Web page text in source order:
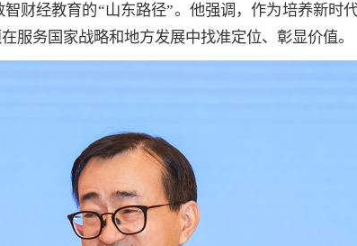
财经教育的“山东路径”。他强调，作为培养新时
服务国家战略和地方发展中找准定位、彰显价值。